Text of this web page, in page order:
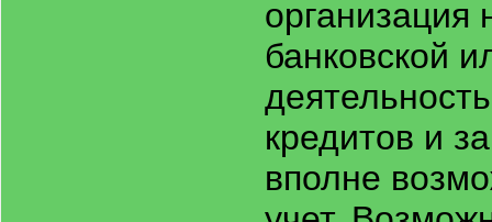
организация
банковской
кредитов и
вполне